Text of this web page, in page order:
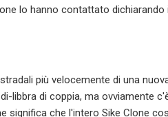
lo hanno contattato dichiarando
più velocemente di una
libbra di coppia, ma ovviamente
significa che l'intero Sike Clone